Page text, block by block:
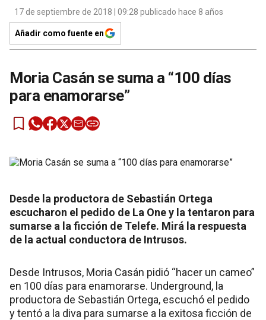
17 de septiembre de 2018 | 09:28 publicado hace 8 años
Añadir como fuente en
Moria Casán se suma a “100 días
para enamorarse”
Desde la productora de Sebastián Ortega
escucharon el pedido de La One y la tentaron para
sumarse a la ficción de Telefe. Mirá la respuesta
de la actual conductora de Intrusos.
Desde Intrusos, Moria Casán pidió “hacer un cameo”
en 100 días para enamorarse. Underground, la
productora de Sebastián Ortega, escuchó el pedido
y tentó a la diva para sumarse a la exitosa ficción de